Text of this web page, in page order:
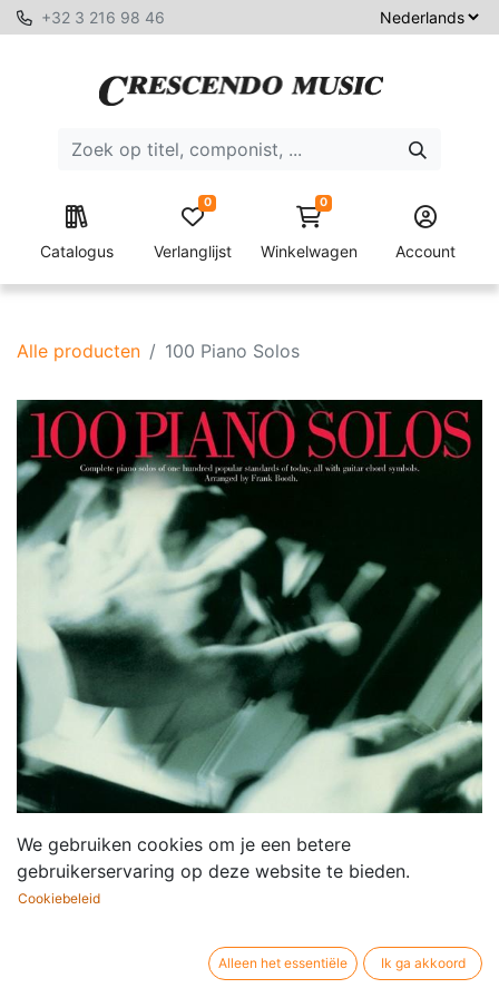
+32 3 216 98 46
Catalogus Verlanglijst
0 0
Winkelwagen Account
Alle producten 100 Piano Solos
We gebruiken cookies om je een betere
gebruikerservaring op deze website te bieden.
Cookiebeleid
Alleen het essentiële Ik ga akkoord